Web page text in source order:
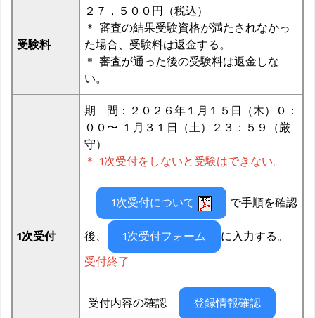
受験料
２７，５００円（税込）
＊ 審査の結果受験資格が満たされなかっ
た場合、受験料は返金する。
＊ 審査が通った後の受験料は返金しな
い。
1次受付
期 間：２０２６年１月１５日（木）０：
００〜 １月３１日（土）２３：５９（厳
守）
＊ 1次受付をしないと受験はできない。
1次受付について で手順を確認
後、 1次受付フォーム
に入力する。
受付終了
受付内容の確認
登録情報確認